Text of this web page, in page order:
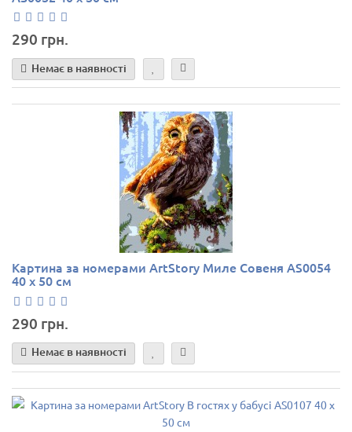
290 грн.
Немає в наявності
Картина за номерами ArtStory Миле Совеня AS0054
40 х 50 см
290 грн.
Немає в наявності